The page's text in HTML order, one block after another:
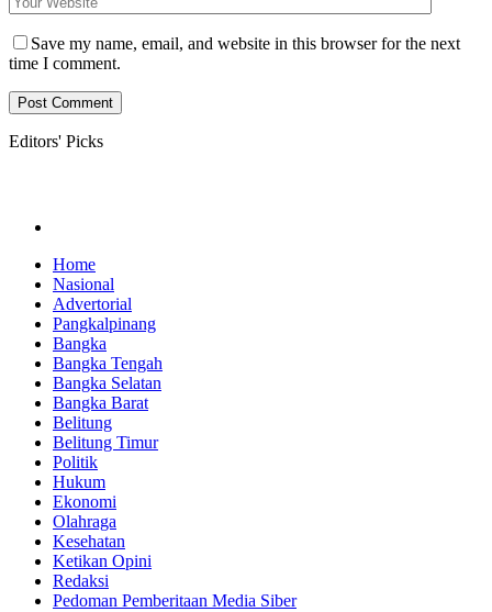
Save my name, email, and website in this browser for the next
time I comment.
Editors' Picks
Home
Nasional
Advertorial
Pangkalpinang
Bangka
Bangka Tengah
Bangka Selatan
Bangka Barat
Belitung
Belitung Timur
Politik
Hukum
Ekonomi
Olahraga
Kesehatan
Ketikan Opini
Redaksi
Pedoman Pemberitaan Media Siber